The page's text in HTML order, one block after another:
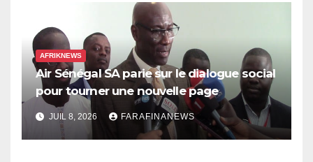
AFRIKNEWS
Air Sénégal SA parie sur le dialogue social
pour tourner une nouvelle page
JUIL 8, 2026 FARAFINANEWS